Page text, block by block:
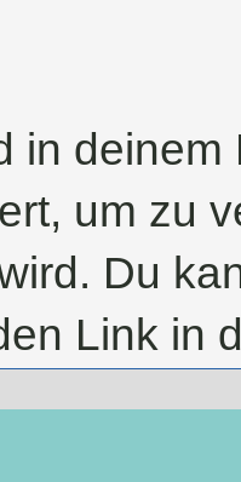
in
um zu
Du
Link in